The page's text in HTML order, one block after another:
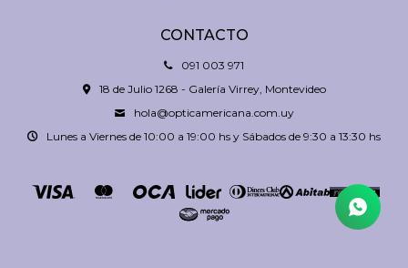
CONTACTO
091 003 971
18 de Julio 1268 - Galería Virrey, Montevideo
hola@opticamericana.com.uy
Lunes a Viernes de 10:00 a 19:00 hs y Sábados de 9:30 a 13:30 hs